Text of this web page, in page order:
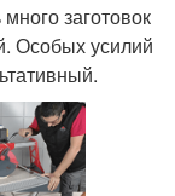
заготовок
Особых усилий